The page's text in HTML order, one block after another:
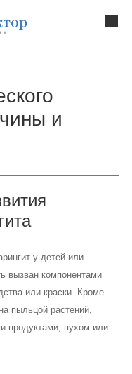
и
у детей или
вызван компонентами
или краски. Кроме
пыльцой растений,
продуктами, пухом или